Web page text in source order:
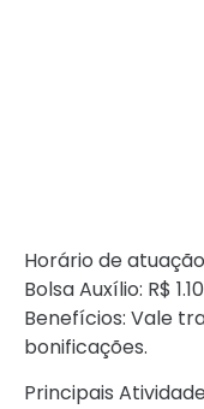
Horário de
Bolsa Auxílio: R$
Benefícios: Vale
bonificações.
Principais